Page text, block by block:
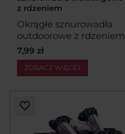
z rdzeniem
Okrągłe sznurowadła
outdoorowe z rdzeniem
7,99 zł
ZOBACZ WIĘCEJ